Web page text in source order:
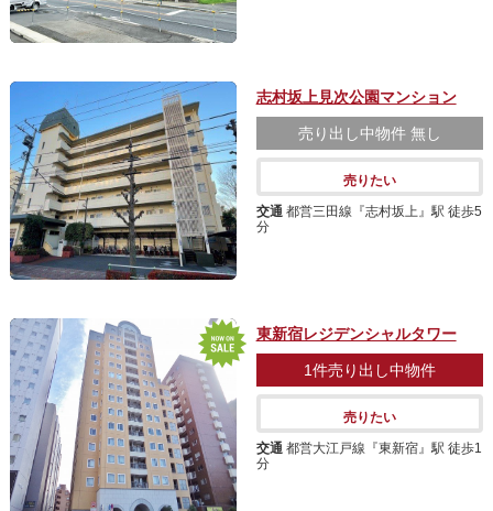
志村坂上見次公園マンション
売り出し中物件 無し
売りたい
交通 都営三田線『志村坂上』駅 徒歩5
分
東新宿レジデンシャルタワー
1件売り出し中物件
売りたい
交通 都営大江戸線『東新宿』駅 徒歩1
分